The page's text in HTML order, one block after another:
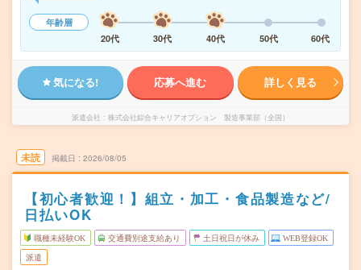
年齢層
20代
30代 40代 50代 60代
気になる! 応募へ進む 詳しく見る
派遣会社 株式会社綜合キャリアオプション 製造事業部（全国）
未読 掲載日 2026/08/05
【初心者歓迎！】組立・加工・食品製造など/
日払いOK
職種未経験OK 交通費別途支給あり 土日祝日が休み WEB登録OK
派遣